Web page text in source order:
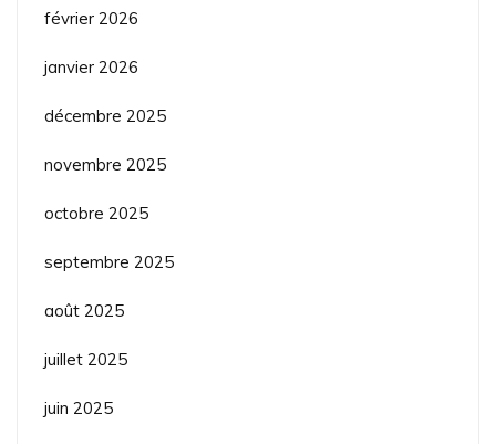
février 2026
janvier 2026
décembre 2025
novembre 2025
octobre 2025
septembre 2025
août 2025
juillet 2025
juin 2025